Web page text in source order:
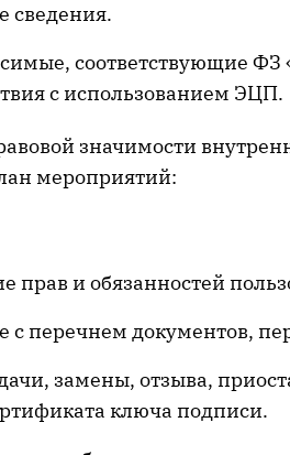
сведения.
соответствующие
с использованием ЭЦП.
значимости
мероприятий:
прав и обязанностей
с перечнем документов,
замены, отзыва,
ключа подписи.